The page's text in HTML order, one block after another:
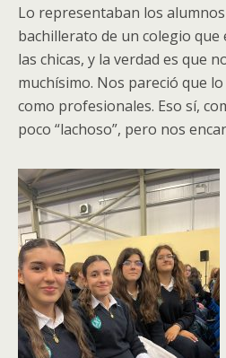
Lo representaban los
bachillerato de un colegio que
las chicas, y la verdad es que
muchísimo. Nos pareció que
como profesionales. Eso sí,
poco “lachoso”, pero nos